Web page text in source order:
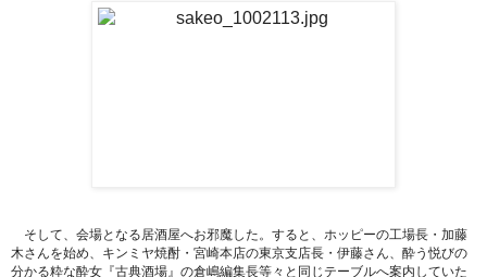
そして、会場となる居酒屋へお邪魔した。すると、ホッピーの工場長・加藤
木さんを始め、キンミヤ焼酎・宮崎本店の東京支店長・伊藤さん、酔う悦びの
分かる粋な酔女『古典酒場』の倉嶋編集長等々と同じテーブルへ案内していた